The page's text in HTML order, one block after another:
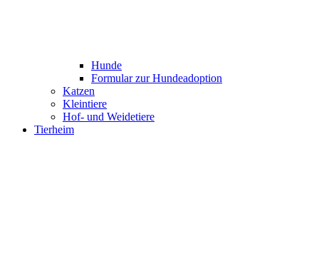
Hunde
Formular zur Hundeadoption
Katzen
Kleintiere
Hof- und Weidetiere
Tierheim